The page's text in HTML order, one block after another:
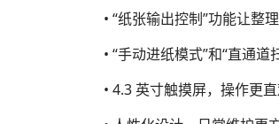
• “纸张输出控制”功能让整
• “手动进纸模式”和“直通
• 4.3 英寸触摸屏，操作更